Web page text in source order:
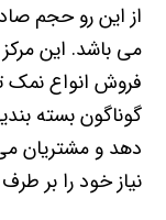
از این رو حجم
می باشد. این
فروش انواع نمک
گوناگون بسته
دهد و مشتریان
نیاز خود را بر طرف